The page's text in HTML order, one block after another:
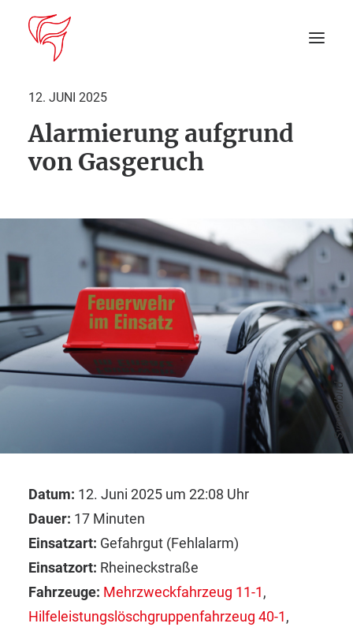
Startseite
Aktuelles
DEIN EINSATZ
Suche
12. JUNI 2025
Alarmierung aufgrund
von Gasgeruch
Symbolbild
Datum: 12. Juni 2025 um 22:08 Uhr
Dauer: 17 Minuten
Einsatzart: Gefahrgut (Fehlalarm)
Einsatzort: Rheineckstraße
Fahrzeuge: Mehrzweckfahrzeug 11-1,
Hilfeleistungslöschgruppenfahrzeug 40-1,